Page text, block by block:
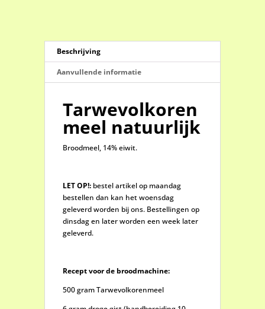
Beschrijving
Aanvullende informatie
Tarwevolkoren
meel natuurlijk
Broodmeel, 14% eiwit.
LET OP!: bestel artikel op maandag
bestellen dan kan het woensdag
geleverd worden bij ons. Bestellingen op
dinsdag en later worden een week later
geleverd.
Recept voorde broodmachine:
500 gram Tarwevolkorenmeel